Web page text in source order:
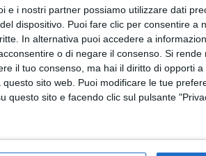
e i nostri partner possiamo utilizzare dati
dispositivo. Puoi fare clic per consentire a
In alternativa puoi accedere a
o di negare il consenso. Si rende
il tuo consenso, ma hai il diritto di opporti
sito web. Puoi modificare le tue
questo sito e facendo clic sul pulsante
a lungo in ombra.
l'esperienza clinicae ilcontatto
. Con questo libro, si fa custode di
riflessione profonda sul concetto di
5 AGOSTO 2026